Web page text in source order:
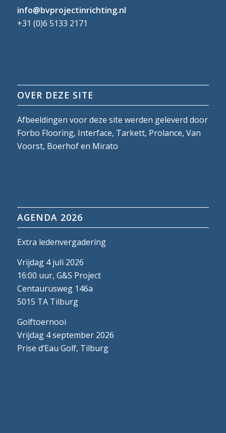
info@bvprojectinrichting.nl
+31 (0)6 5133 2171
OVER DEZE SITE
Afbeeldingen voor deze site werden geleverd door
Forbo Flooring, Interface, Tarkett, Prolance, Van
Voorst, Boerhof en Mirato
AGENDA 2026
Extra ledenvergadering
Vrijdag 4 juli 2026
16:00 uur, G&S Project
Centaurusweg 146a
5015 TA Tilburg
Golftoernooi
Vrijdag 4 september 2026
Prise d’Eau Golf, Tilburg